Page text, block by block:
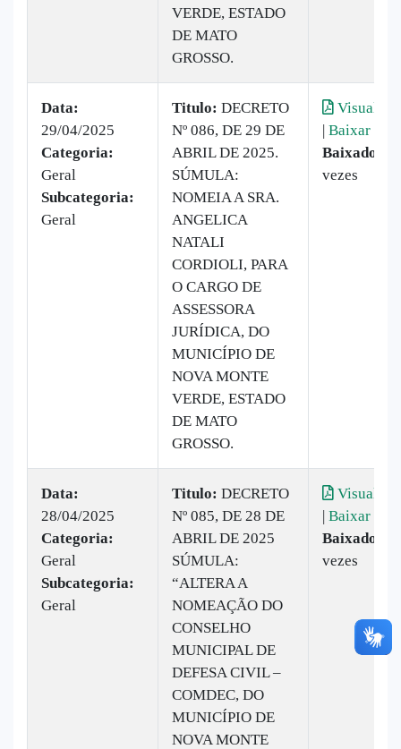
VERDE, ESTADO
DE MATO
GROSSO.
Data:
29/04/2025
Categoria:
Geral
Subcategoria:
Geral
Titulo: DECRETO
Nº 086, DE 29 DE
ABRIL DE 2025.
SÚMULA:
NOMEIA A SRA.
ANGELICA
NATALI
CORDIOLI, PARA
O CARGO DE
ASSESSORA
JURÍDICA, DO
MUNICÍPIO DE
NOVA MONTE
VERDE, ESTADO
DE MATO
GROSSO.
Visualizar
| Baixar
Baixado:
vezes
Data:
28/04/2025
Categoria:
Geral
Subcategoria:
Geral
Titulo: DECRETO
Nº 085, DE 28 DE
ABRIL DE 2025
SÚMULA:
“ALTERA A
NOMEAÇÃO DO
CONSELHO
MUNICIPAL DE
DEFESA CIVIL –
COMDEC, DO
MUNICÍPIO DE
NOVA MONTE
Visualizar
| Baixar
Baixado:
vezes